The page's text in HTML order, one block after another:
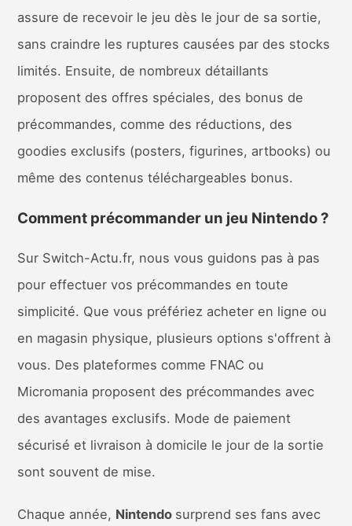
assure de recevoir le jeu dès le jour de sa sortie,
sans craindre les ruptures causées par des stocks
limités. Ensuite, de nombreux détaillants
proposent des offres spéciales, des bonus de
précommandes, comme des réductions, des
goodies exclusifs (posters, figurines, artbooks) ou
même des contenus téléchargeables bonus.
Comment précommander un jeu Nintendo ?
Sur Switch-Actu.fr, nous vous guidons pas à pas
pour effectuer vos précommandes en toute
simplicité. Que vous préfériez acheter en ligne ou
en magasin physique, plusieurs options s'offrent à
vous. Des plateformes comme FNAC ou
Micromania proposent des précommandes avec
des avantages exclusifs. Mode de paiement
sécurisé et livraison à domicile le jour de la sortie
sont souvent de mise.
Chaque année, Nintendo surprend ses fans avec